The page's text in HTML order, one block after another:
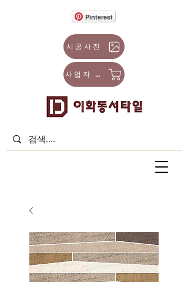
사업자 몰
시공사진
Pinterest